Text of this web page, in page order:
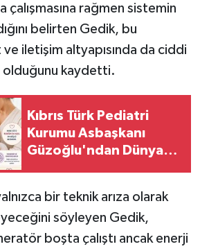
çalışmasına rağmen sistemin
belirten Gedik, bu
iletişim altyapısında da ciddi
olduğunu kaydetti.
Kıbrıs Türk Pediatri
Kurumu Asbaşkanı
Güzoğlu'ndan Dünya
bir teknik arıza olarak
söyleyen Gedik,
boşta çalıştı ancak enerji